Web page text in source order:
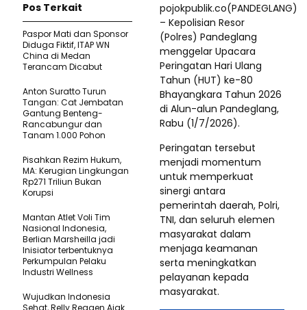
pojokpublik.co(PANDEGLANG)
– Kepolisian Resor
(Polres) Pandeglang
menggelar Upacara
Peringatan Hari Ulang
Tahun (HUT) ke-80
Bhayangkara Tahun 2026
di Alun-alun Pandeglang,
Rabu (1/7/2026).
Peringatan tersebut
menjadi momentum
untuk memperkuat
sinergi antara
pemerintah daerah, Polri,
TNI, dan seluruh elemen
masyarakat dalam
menjaga keamanan
serta meningkatkan
pelayanan kepada
masyarakat.
Pos Terkait
Paspor Mati dan Sponsor
Diduga Fiktif, ITAP WN
China di Medan
Terancam Dicabut
Anton Suratto Turun
Tangan: Cat Jembatan
Gantung Benteng-
Rancabungur dan
Tanam 1.000 Pohon
Pisahkan Rezim Hukum,
MA: Kerugian Lingkungan
Rp271 Triliun Bukan
Korupsi
Mantan Atlet Voli Tim
Nasional Indonesia,
Berlian Marsheilla jadi
Inisiator terbentuknya
Perkumpulan Pelaku
Industri Wellness
Wujudkan Indonesia